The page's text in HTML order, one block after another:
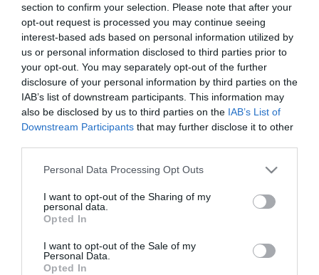
section to confirm your selection. Please note that after your
opt-out request is processed you may continue seeing
interest-based ads based on personal information utilized by
us or personal information disclosed to third parties prior to
your opt-out. You may separately opt-out of the further
disclosure of your personal information by third parties on the
IAB’s list of downstream participants. This information may
also be disclosed by us to third parties on the IAB’s List of
Downstream Participants that may further disclose it to other
Please note that this website/app uses one or more Google
not limited to your visit or usage behaviour. You may click to
grant or deny consent to Google and its third-party tags to
use your data for below specified purposes in below Google
consent section.
Personal Data Processing Opt Outs
I want to opt-out of the Sharing of my
personal data.
Opted In
I want to opt-out of the Sale of my
Personal Data.
Opted In
Már a braziloknál is "törvényes" a homoszexualitás
Képek - Megszületett Mariah Carey kislánya és kisfia!
"Kezdettől tudtam: nem ő az" - hogy kezdődnek a rossz
házasságok?
Lehet zöld egy lánykérés?
Hoppá: Shirley MacLaine naponta háromszor is félrelépett!
Ötből egy házasságot a Facebook tesz tönkre?
kommenteket nem tudja befolyásolni - azok az olvasók személyes véleményét
tartalmazzák.
tartásával kommenteljenek!